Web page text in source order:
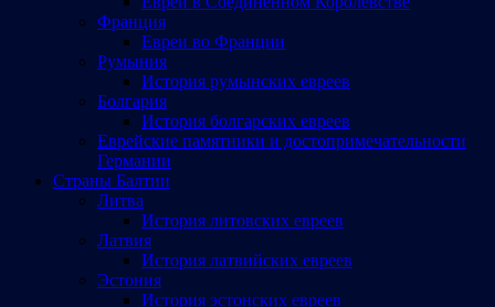
Франция
Евреи во Франции
Румыния
История румынских евреев
Болгария
История болгарских евреев
Еврейские памятники и достопримечательности
Германии
Страны Балтии
Литва
История литовских евреев
Латвия
История латвийских евреев
Эстония
История эстонских евреев